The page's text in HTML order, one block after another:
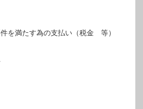
を満たす為の支払い（税金 等）